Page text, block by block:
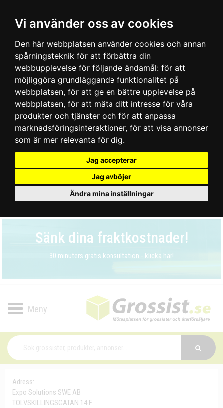
Vi använder oss av cookies
Den här webbplatsen använder cookies och annan
spårningsteknik för att förbättra din
webbupplevelse för följande ändamål: för att
möjliggöra grundläggande funktionalitet på
webbplatsen, för att ge en bättre upplevelse på
webbplatsen, för att mäta ditt intresse för våra
produkter och tjänster och för att anpassa
marknadsföringsinteraktioner, för att visa annonser
som är mer relevanta för dig.
Jag accepterar
Jag avböjer
Ändra mina inställningar
Sänk dina fraktkostnader!
30 minuters gratis konsultation - klicka här!
Toggle
Adress:
Expo Solutions SWE AB
TOLVSKILLINGSGATAN 14 F